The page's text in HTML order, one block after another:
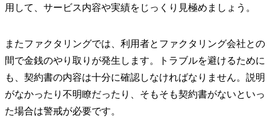
用して、サービス内容や実績をじっくり見極めましょう。
またファクタリングでは、利用者とファクタリング会社との
間で金銭のやり取りが発生します。トラブルを避けるために
も、契約書の内容は十分に確認しなければなりません。説明
がなかったり不明瞭だったり、そもそも契約書がないといっ
た場合は警戒が必要です。